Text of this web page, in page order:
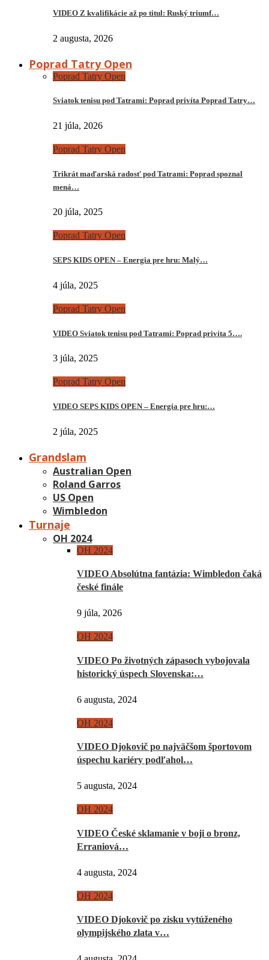
VIDEO Z kvalifikácie až po titul: Ruský triumf…
2 augusta, 2026
Poprad Tatry Open
Poprad Tatry Open
Sviatok tenisu pod Tatrami: Poprad privíta Poprad Tatry…
21 júla, 2026
Poprad Tatry Open
Trikrát maďarská radosť pod Tatrami: Poprad spoznal
mená…
20 júla, 2025
Poprad Tatry Open
SEPS KIDS OPEN – Energia pre hru: Malý…
4 júla, 2025
Poprad Tatry Open
VIDEO Sviatok tenisu pod Tatrami: Poprad privíta 5….
3 júla, 2025
Poprad Tatry Open
VIDEO SEPS KIDS OPEN – Energia pre hru:…
2 júla, 2025
Grandslam
Australian Open
Roland Garros
US Open
Wimbledon
Turnaje
OH 2024
OH 2024
VIDEO Absolútna fantázia: Wimbledon čaká
české finále
9 júla, 2026
OH 2024
VIDEO Po životných zápasoch vybojovala
historický úspech Slovenska:…
6 augusta, 2024
OH 2024
VIDEO Djokovič po najväčšom športovom
úspechu kariéry podľahol…
5 augusta, 2024
OH 2024
VIDEO České sklamanie v boji o bronz,
Erraniová…
4 augusta, 2024
OH 2024
VIDEO Djokovič po zisku vytúženého
olympijského zlata v…